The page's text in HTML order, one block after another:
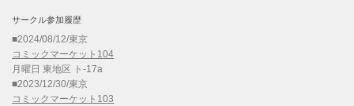
サークル参加履歴
■2024/08/12/東京
コミックマーケット104
月曜日 東地区 ト-17a
■2023/12/30/東京
コミックマーケット103